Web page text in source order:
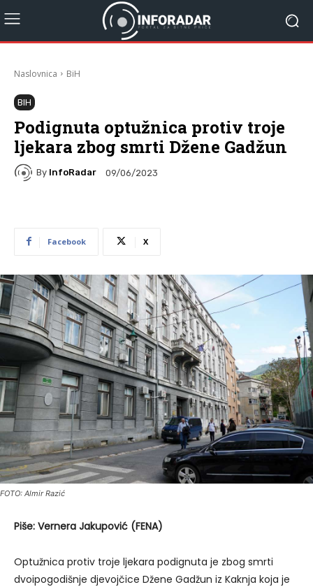
Naslovnica BiH
BIH
Podignuta optužnica protiv troje
ljekara zbog smrti Džene Gadžun
By InfoRadar 09/06/2023
Facebook X
FOTO: Almir Razić
Piše: Vernera Jakupović (FENA)
Optužnica protiv troje ljekara podignuta je zbog smrti
dvoipogodišnje djevojčice Džene Gadžun iz Kaknja koja je